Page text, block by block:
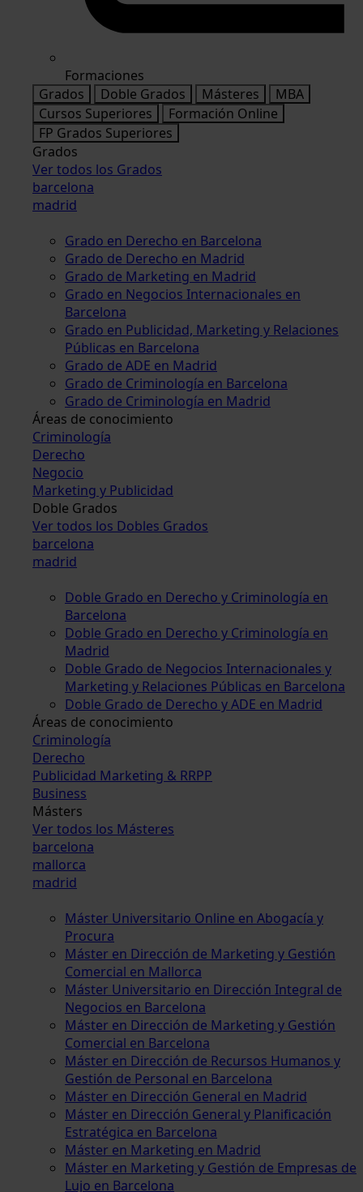
Formaciones
Grados
Doble Grados Másteres
MBA
Cursos Superiores
Formación Online
FP Grados Superiores
Grados
Ver todos los Grados
barcelona
madrid
Grado en Derecho en Barcelona
Grado de Derecho en Madrid
Grado de Marketing en Madrid
Grado en Negocios Internacionales en
Barcelona
Grado en Publicidad, Marketing y Relaciones
Públicas en Barcelona
Grado de ADE en Madrid
Grado de Criminología en Barcelona
Grado de Criminología en Madrid
Áreas de conocimiento
Criminología
Derecho
Negocio
Marketing y Publicidad
Doble Grados
Ver todos los Dobles Grados
barcelona
madrid
Doble Grado en Derecho y Criminología en
Barcelona
Doble Grado en Derecho y Criminología en
Madrid
Doble Grado de Negocios Internacionales y
Marketing y Relaciones Públicas en Barcelona
Doble Grado de Derecho y ADE en Madrid
Áreas de conocimiento
Criminología
Derecho
Publicidad Marketing & RRPP
Business
Másters
Ver todos los Másteres
barcelona
mallorca
madrid
Máster Universitario Online en Abogacía y
Procura
Máster en Dirección de Marketing y Gestión
Comercial en Mallorca
Máster Universitario en Dirección Integral de
Negocios en Barcelona
Máster en Dirección de Marketing y Gestión
Comercial en Barcelona
Máster en Dirección de Recursos Humanos y
Gestión de Personal en Barcelona
Máster en Dirección General en Madrid
Máster en Dirección General y Planificación
Estratégica en Barcelona
Máster en Marketing en Madrid
Máster en Marketing y Gestión de Empresas de
Lujo en Barcelona